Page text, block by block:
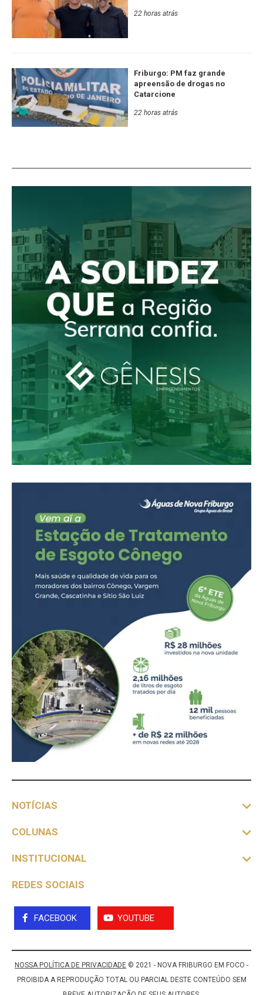
22 horas atrás
Friburgo: PM faz grande
apreensão de drogas no
Catarcione
22 horas atrás
NOTÍCIAS
COLUNAS
INSTITUCIONAL
REDES SOCIAIS
FACEBOOK YOUTUBE
NOSSA POLÍTICA DE PRIVACIDADE © 2021 - NOVA FRIBURGO EM FOCO -
PROIBIDA A REPRODUÇÃO TOTAL OU PARCIAL DESTE CONTEÚDO SEM